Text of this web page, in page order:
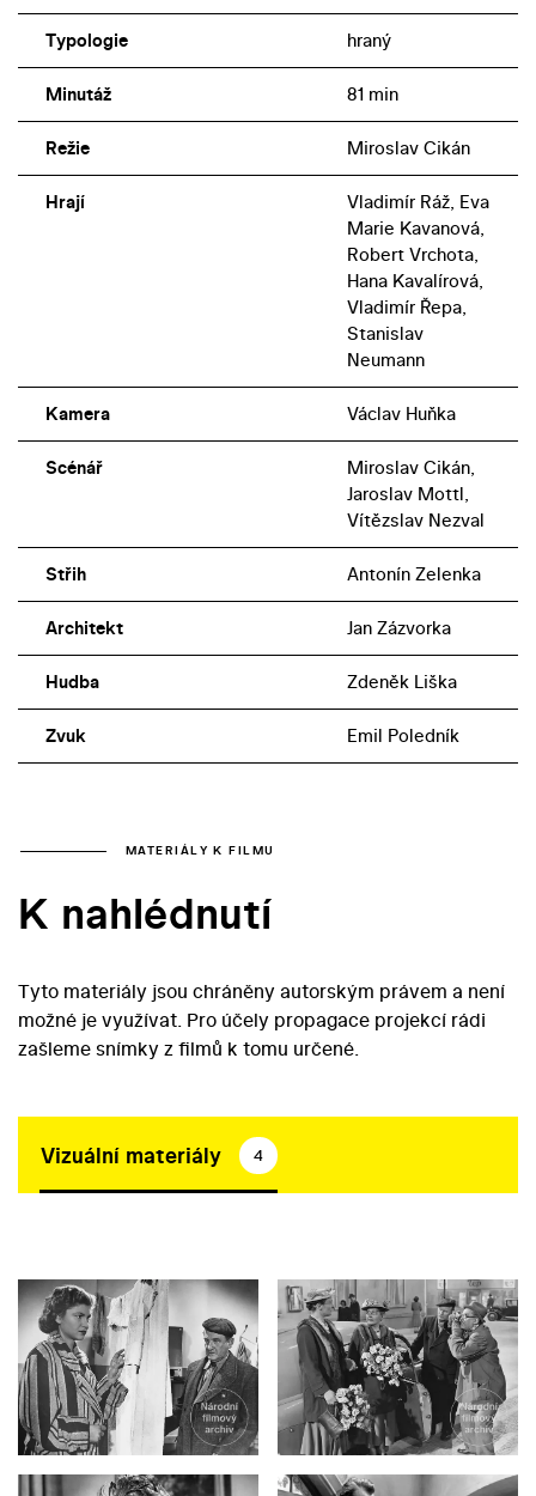
Typologie hraný
Minutáž 81 min
Režie Miroslav Cikán
Hrají
Vladimír Ráž, Eva
Marie Kavanová,
Robert Vrchota,
Hana Kavalírová,
Vladimír Řepa,
Stanislav
Neumann
Kamera Václav Huňka
Scénář
Miroslav Cikán,
Jaroslav Mottl,
Vítězslav Nezval
Střih Antonín Zelenka
Architekt Jan Zázvorka
Hudba Zdeněk Liška
Zvuk Emil Poledník
MATERIÁLY K FILMU
K nahlédnutí
Tyto materiály jsou chráněny autorským právem a není
možné je využívat. Pro účely propagace projekcí rádi
zašleme snímky z filmů k tomu určené.
Vizuální materiály 4